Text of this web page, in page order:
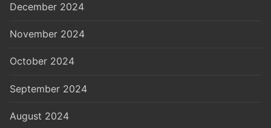
December 2024
November 2024
October 2024
September 2024
August 2024